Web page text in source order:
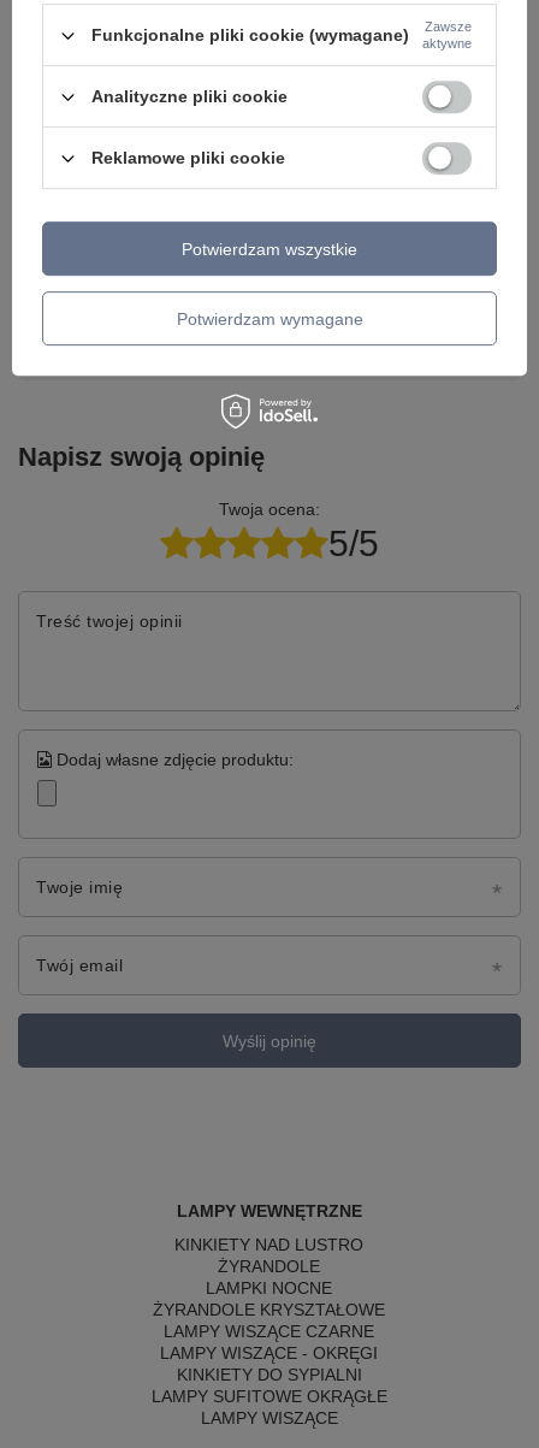
Potrzebujesz pomocy? Masz pytania lub
szybko i przygotujemy indywidualną ofertę
dopasowaną do Ciebie..
Napisz do nas
Model znajdziesz w kategoriach
Napisz swoją opinię
Twoja ocena:
5/5
Treść twojej opinii
Dodaj własne zdjęcie produktu:
Twoje imię
Twój email
Wyślij opinię
LAMPY WEWNĘTRZNE
KINKIETY NAD LUSTRO
ŻYRANDOLE
LAMPKI NOCNE
ŻYRANDOLE KRYSZTAŁOWE
LAMPY WISZĄCE CZARNE
LAMPY WISZĄCE - OKRĘGI
KINKIETY DO SYPIALNI
LAMPY SUFITOWE OKRĄGŁE
LAMPY WISZĄCE
Funkcjonalne pliki cookie (wymagane)
Zawsze
aktywne
Analityczne pliki cookie
Reklamowe pliki cookie
Potwierdzam wymagane
Potwierdzam wszystkie